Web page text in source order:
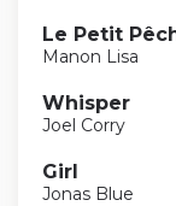
Le Petit
Manon Lisa
Whisper
Joel Corry
Girl
Jonas Blue